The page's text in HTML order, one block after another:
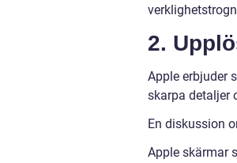
2.
Apple erbjuder
skarpa detaljer
En diskussion
Apple skärmar